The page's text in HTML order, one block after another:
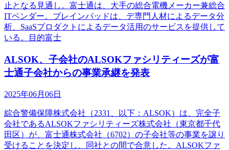
止となる見通し。富士通は、大手の総合電機メーカー兼総合
ITベンダー。ブレインパッドは、デ専門人材によるデータ分
析、SaaSプロダクトによるデータ活用のサービスを提供して
いる。目的富士
ALSOK、子会社のALSOKファシリティーズが富
士通子会社からの事業承継を発表
2025年06月06日
綜合警備保障株式会社（2331、以下：ALSOK）は、完全子
会社であるALSOKファシリティーズ株式会社（東京都千代
田区）が、富士通株式会社（6702）の子会社等の事業を譲り
受けることを決定し、同社との間で合意した。ALSOKファ